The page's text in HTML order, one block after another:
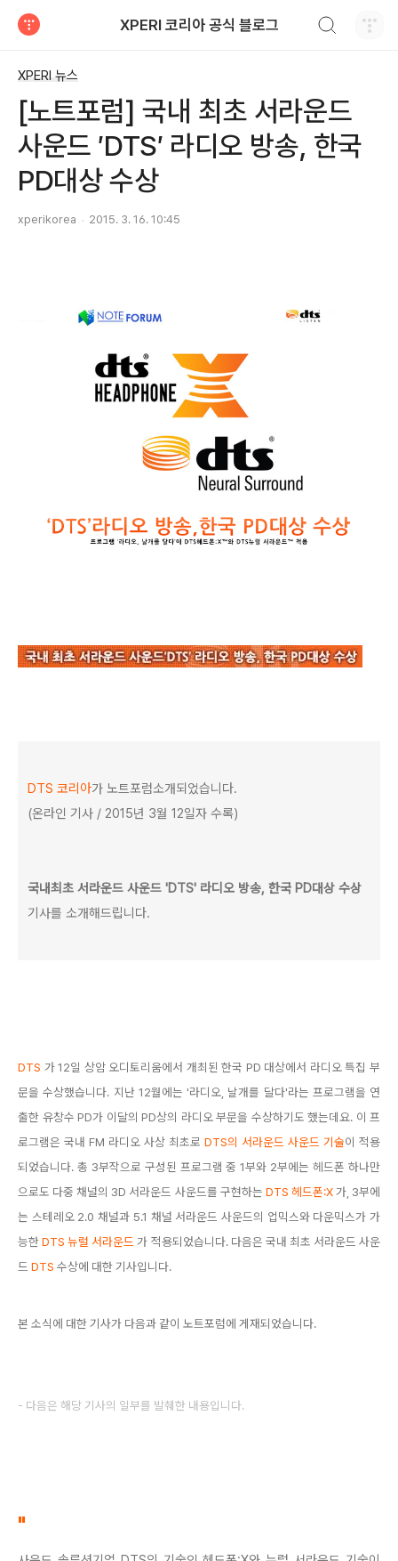
XPERI 코리아 공식 블로그
XPERI 뉴스
[노트포럼] 국내 최초 서라운드
사운드 ′DTS′ 라디오 방송, 한국
PD대상 수상
xperikorea 2015. 3. 16. 10:45
DTS 코리아가 노트포럼소개되었습니다.
(온라인 기사 / 2015년 3월 12일자 수록)
국내최초 서라운드 사운드 'DTS' 라디오 방송, 한국 PD대상 수상
기사를 소개해드립니다.
DTS 가 12일 상암 오디토리움에서 개최된 한국 PD 대상에서 라디오 특집 부
문을 수상했습니다. 지난 12월에는 '라디오, 날개를 달다'라는 프로그램을 연
출한 유창수 PD가 이달의 PD상의 라디오 부문을 수상하기도 했는데요. 이 프
로그램은 국내 FM 라디오 사상 최초로 DTS의 서라운드 사운드 기술이 적용
되었습니다. 총 3부작으로 구성된 프로그램 중 1부와 2부에는 헤드폰 하나만
으로도 다중 채널의 3D 서라운드 사운드를 구현하는 DTS 헤드폰:X가, 3부에
는 스테레오 2.0 채널과 5.1 채널 서라운드 사운드의 업믹스와 다운믹스가 가
능한DTS 뉴럴 서라운드가 적용되었습니다. 다음은 국내 최초 서라운드 사운
드 DTS 수상에 대한 기사입니다.
본 소식에 대한 기사가 다음과 같이 노트포럼에 게재되었습니다.
- 다음은 해당 기사의 일부를 발췌한 내용입니다.
"